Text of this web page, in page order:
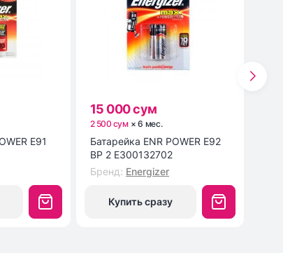
15 000 сум
2 500 сум ×6 мес.
Батарейка ENR POWER E92
BP 2 E300132702
Бренд: Energizer
Купить сразу